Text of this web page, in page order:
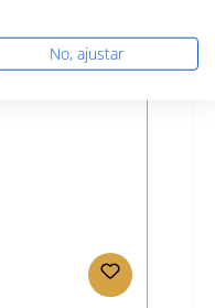
No, ajustar